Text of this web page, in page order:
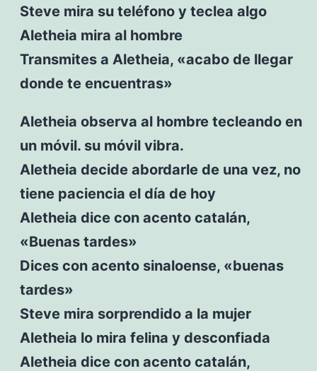
Steve mira su teléfono y teclea algo
Aletheia mira al hombre
Transmites a Aletheia, «acabo de llegar
donde te encuentras»
Aletheia observa al hombre tecleando en
un móvil. su móvil vibra.
Aletheia decide abordarle de una vez, no
tiene paciencia el día de hoy
Aletheia dice con acento catalán,
«Buenas tardes»
Dices con acento sinaloense, «buenas
tardes»
Steve mira sorprendido a la mujer
Aletheia lo mira felina y desconfiada
Aletheia dice con acento catalán,